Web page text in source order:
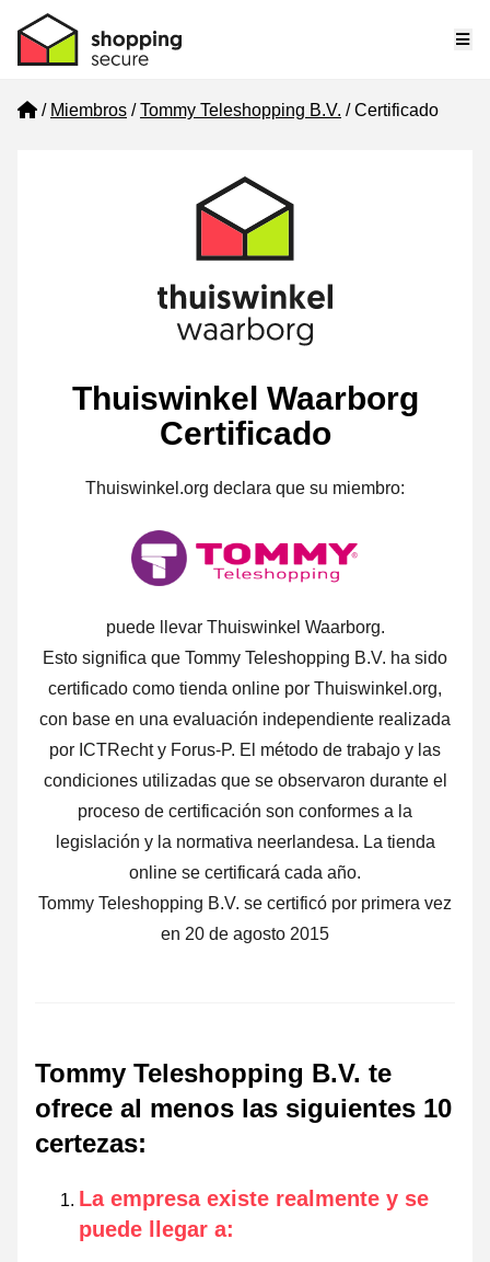
Home
Miembros Tommy Teleshopping B.V. Certificado
Thuiswinkel Waarborg
Certificado
Thuiswinkel.org declara que su miembro:
puede llevar Thuiswinkel Waarborg.
Esto significa que Tommy Teleshopping B.V. ha sido
certificado como tienda online por Thuiswinkel.org,
con base en una evaluación independiente realizada
por ICTRecht y Forus-P. El método de trabajo y las
condiciones utilizadas que se observaron durante el
proceso de certificación son conformes a la
legislación y la normativa neerlandesa. La tienda
online se certificará cada año.
Tommy Teleshopping B.V. se certificó por primera vez
en 20 de agosto 2015
Tommy Teleshopping B.V. te
ofrece al menos las siguientes 10
certezas:
La empresa existe realmente y se
puede llegar a: